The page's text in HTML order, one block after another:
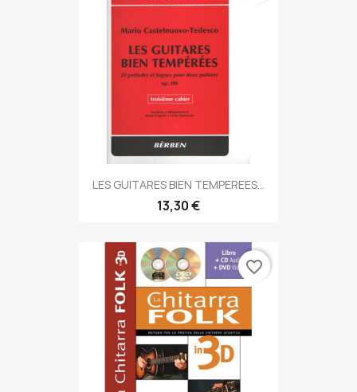
LES GUITARES BIEN TEMPEREES...
13,30 €
favorite_border